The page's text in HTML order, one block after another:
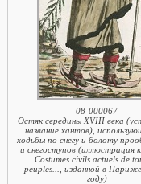
08-000067
Остяк середины XVIII века
название хантов),
ходьбы по снегу и болоту
и снегоступов (иллюстрация
Costumes civils actuels de
peuples..., изданной в
году)